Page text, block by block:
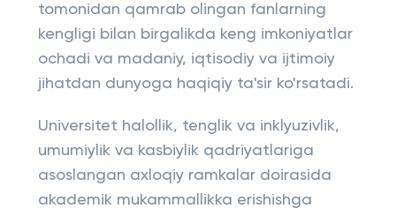
tomonidan qamrab olingan fanlarning
kengligi bilan birgalikda keng imkoniyatlar
ochadi va madaniy, iqtisodiy va ijtimoiy
jihatdan dunyoga haqiqiy ta'sir ko'rsatadi.
Universitet halollik, tenglik va inklyuzivlik,
umumiylik va kasbiylik qadriyatlariga
asoslangan axloqiy ramkalar doirasida
akademik mukammallikka erishishga